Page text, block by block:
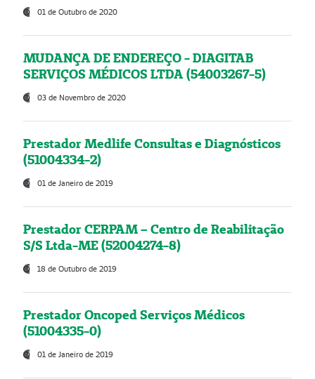
01 de Outubro de 2020
MUDANÇA DE ENDEREÇO - DIAGITAB
SERVIÇOS MÉDICOS LTDA (54003267-5)
03 de Novembro de 2020
Prestador Medlife Consultas e Diagnósticos
(51004334-2)
01 de Janeiro de 2019
Prestador CERPAM – Centro de Reabilitação
S/S Ltda-ME (52004274-8)
18 de Outubro de 2019
Prestador Oncoped Serviços Médicos
(51004335-0)
01 de Janeiro de 2019